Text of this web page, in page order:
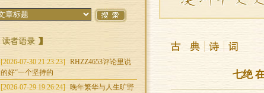
[2026-07-30 21:23:23]
RHZZ4653评论里说
的好“一个坚持的
[2026-07-29 19:26:24]
晚年繁华与人生旷野
七绝